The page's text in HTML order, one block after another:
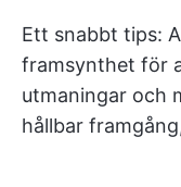
Ett snabbt tips:
framsynthet för
utmaningar och
hållbar